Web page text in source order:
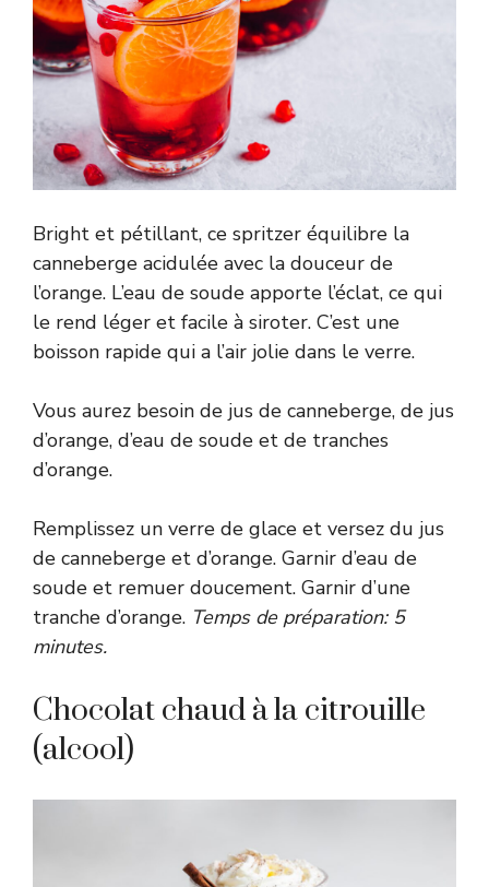
Bright et pétillant, ce spritzer équilibre la
canneberge acidulée avec la douceur de
l’orange. L’eau de soude apporte l’éclat, ce qui
le rend léger et facile à siroter. C’est une
boisson rapide qui a l’air jolie dans le verre.
Vous aurez besoin de jus de canneberge, de jus
d’orange, d’eau de soude et de tranches
d’orange.
Remplissez un verre de glace et versez du jus
de canneberge et d’orange. Garnir d’eau de
soude et remuer doucement. Garnir d’une
tranche d’orange. Temps de préparation: 5
minutes.
Chocolat chaud à la citrouille
(alcool)